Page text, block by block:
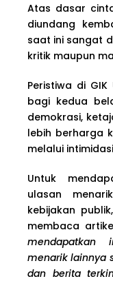
Atas dasar
diundang
saat ini sangat
kritik maupun
Peristiwa di
bagi kedua
demokrasi,
lebih berharga
melalui
Untuk
ulasan
kebijakan
membaca
mendapatkan
menarik lainnya
dan berita